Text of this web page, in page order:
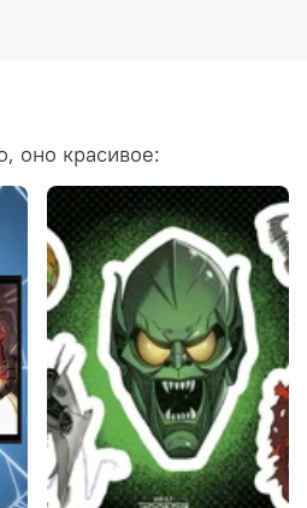
оно красивое: